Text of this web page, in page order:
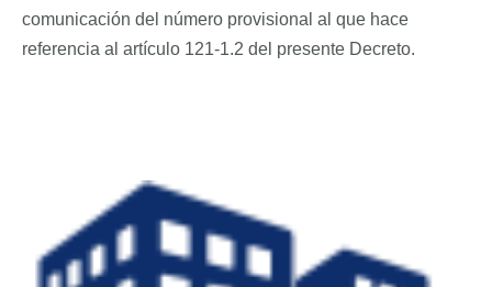
comunicación del número provisional al que hace
referencia al artículo 121-1.2 del presente Decreto.